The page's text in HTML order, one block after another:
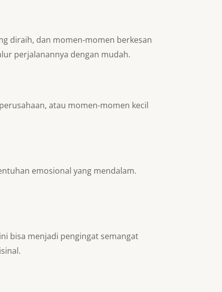
diraih, dan momen-momen berkesan
perjalanannya dengan mudah.
atau momen-momen kecil
emosional yang mendalam.
bisa menjadi pengingat semangat